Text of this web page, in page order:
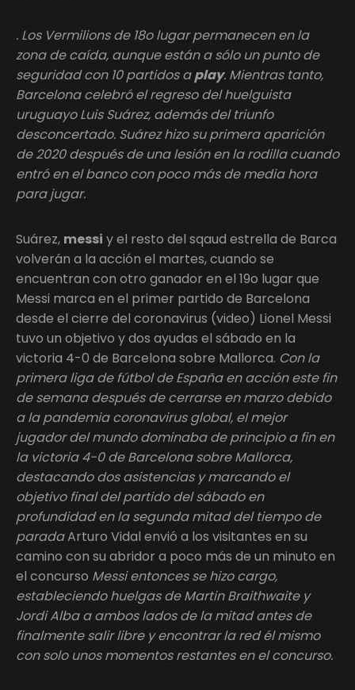
. Los Vermilions de 18o lugar permanecen en la
zona de caída, aunque están a sólo un punto de
seguridad con 10 partidos aplay. Mientras tanto,
Barcelona celebró el regreso del huelguista
uruguayo Luis Suárez, además del triunfo
desconcertado. Suárez hizo su primera aparición
de 2020 después de una lesión en la rodilla cuando
entró en el banco con poco más de media hora
para jugar.
Suárez, messi y el resto del sqaud estrella de Barca
volverán a la acción el martes, cuando se
encuentran con otro ganador en el 19o lugar que
Messi marca en el primer partido de Barcelona
desde el cierre del coronavirus (video) Lionel Messi
tuvo un objetivo y dos ayudas el sábado en la
victoria 4-0 de Barcelona sobre Mallorca. Con la
primera liga de fútbol de España en acción este fin
de semana después de cerrarse en marzo debido
a la pandemia coronavirus global, el mejor
jugador del mundo dominaba de principio a fin en
la victoria 4-0 de Barcelona sobre Mallorca,
destacando dos asistencias y marcando el
objetivo final del partido del sábado en
profundidad en la segunda mitad del tiempo de
paradaArturo Vidal envió a los visitantes en su
camino con su abridor a poco más de un minuto en
el concurso Messi entonces se hizo cargo,
estableciendo huelgas de Martin Braithwaite y
Jordi Alba a ambos lados de la mitad antes de
finalmente salir libre y encontrar la red él mismo
con solo unos momentos restantes en el concurso.